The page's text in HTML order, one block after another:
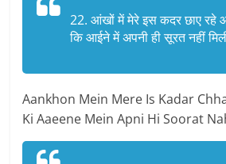
22. आंखों में मेरे इस कदर छाए रहे
कि आईने में अपनी ही सूरत नहीं
Aankhon Mein Mere Is Kadar
Ki Aaeene Mein Apni Hi Soorat